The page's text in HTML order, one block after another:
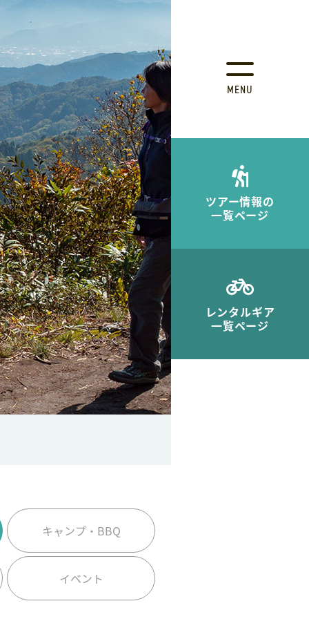
MENU
ツアー情報の
一覧ページ
レンタルギア
一覧ページ
キャンプ・BBQ
イベント